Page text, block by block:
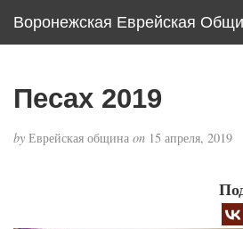
Воронежская Еврейская
Песах 2019
by Еврейская община on 15 апреля, 2019